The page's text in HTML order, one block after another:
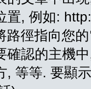
置, 例如:
路徑指向您
確認的主機
, 等等. 要顯